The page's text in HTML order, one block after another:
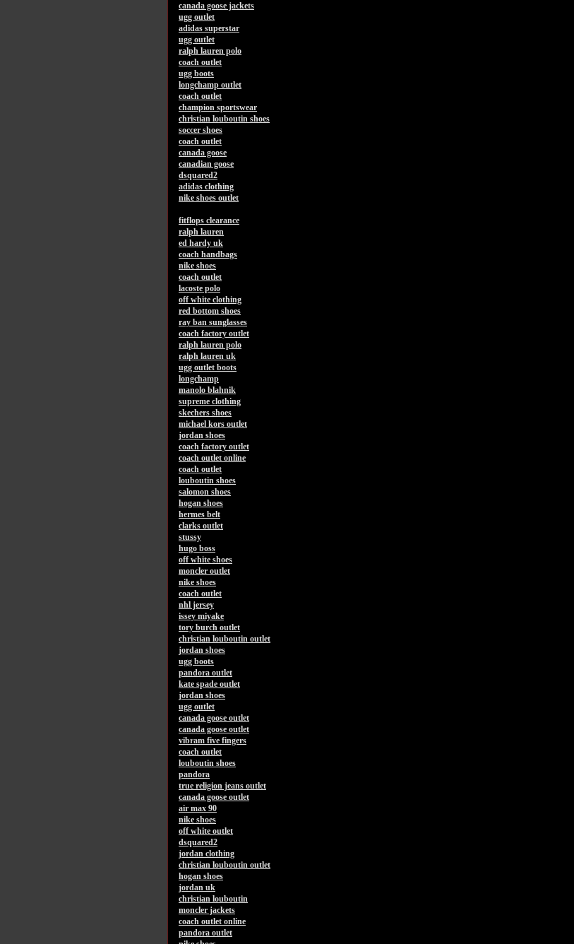
canada goose jackets
ugg outlet
adidas superstar
ugg outlet
ralph lauren polo
coach outlet
ugg boots
longchamp outlet
coach outlet
champion sportswear
christian louboutin shoes
soccer shoes
coach outlet
canada goose
canadian goose
dsquared2
adidas clothing
nike shoes outlet
fitflops clearance
ralph lauren
ed hardy uk
coach handbags
nike shoes
coach outlet
lacoste polo
off white clothing
red bottom shoes
ray ban sunglasses
coach factory outlet
ralph lauren polo
ralph lauren uk
ugg outlet boots
longchamp
manolo blahnik
supreme clothing
skechers shoes
michael kors outlet
jordan shoes
coach factory outlet
coach outlet online
coach outlet
louboutin shoes
salomon shoes
hogan shoes
hermes belt
clarks outlet
stussy
hugo boss
off white shoes
moncler outlet
nike shoes
coach outlet
nhl jersey
issey miyake
tory burch outlet
christian louboutin outlet
jordan shoes
ugg boots
pandora outlet
kate spade outlet
jordan shoes
ugg outlet
canada goose outlet
canada goose outlet
vibram five fingers
coach outlet
louboutin shoes
pandora
true religion jeans outlet
canada goose outlet
air max 90
nike shoes
off white outlet
dsquared2
jordan clothing
christian louboutin outlet
hogan shoes
jordan uk
christian louboutin
moncler jackets
coach outlet online
pandora outlet